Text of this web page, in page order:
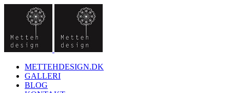
METTEHDESIGN.DK
GALLERI
BLOG